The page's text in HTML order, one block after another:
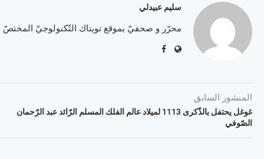
سليم عبيدلي
محرّر و صحفيّ بموقع تويتاك التّكنولوجيّ المختصّ
المنشور السابق
غوغل يحتفل بالذّكرى 1113 لميلاد عالم الفلك المسلم الرّائد عبد الرّحمان
الصّوفي